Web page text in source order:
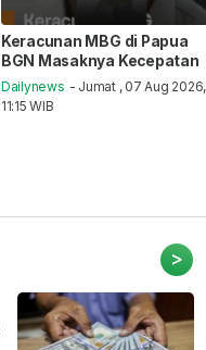
Keracunan MBG di Papua
BGN Masaknya Kecepatan
Dailynews - Jumat , 07 Aug 2026,
11:15 WIB
>